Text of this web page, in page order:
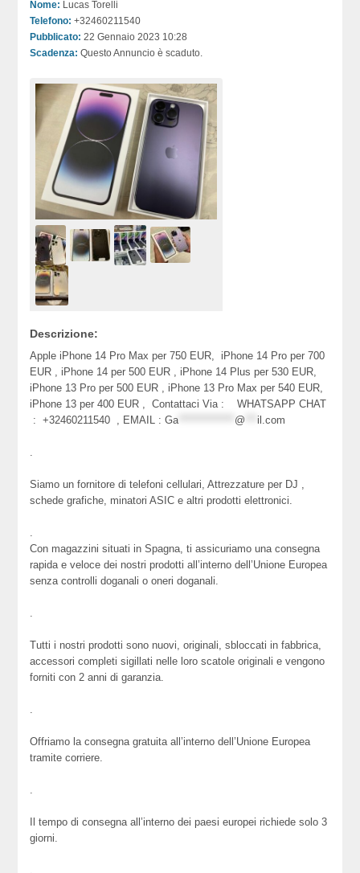
Nome: Lucas Torelli
Telefono: +32460211540
Pubblicato: 22 Gennaio 2023 10:28
Scadenza: Questo Annuncio è scaduto.
Descrizione:
Apple iPhone 14 Pro Max per 750 EUR, iPhone 14 Pro per 700
EUR , iPhone 14 per 500 EUR , iPhone 14 Plus per 530 EUR,
iPhone 13 Pro per 500 EUR , iPhone 13 Pro Max per 540 EUR,
iPhone 13 per 400 EUR , Contattaci Via : WHATSAPP CHAT
: +32460211540 , EMAIL :Ga @ il.com
Siamo un fornitore di telefoni cellulari, Attrezzature per DJ ,
schede grafiche, minatori ASIC e altri prodotti elettronici.
Con magazzini situati in Spagna, ti assicuriamo una consegna
rapida e veloce dei nostri prodotti all’interno dell’Unione Europea
senza controlli doganali o oneri doganali.
Tutti i nostri prodotti sono nuovi, originali, sbloccati in fabbrica,
accessori completi sigillati nelle loro scatole originali e vengono
forniti con 2 anni di garanzia.
Offriamo la consegna gratuita all’interno dell’Unione Europea
tramite corriere.
Il tempo di consegna all’interno dei paesi europei richiede solo 3
giorni.